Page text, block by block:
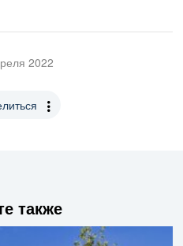
2022
также